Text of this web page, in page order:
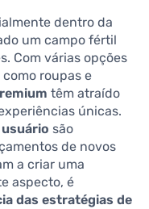
dentro da
um campo fértil
Com várias opções
roupas e
têm atraído
únicas.
são
de novos
a criar uma
aspecto, é
das estratégias de